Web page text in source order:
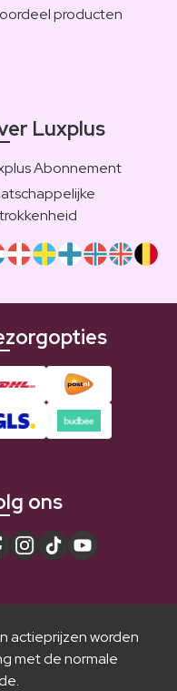
producten
Luxplus
Abonnement
ons
actieprijzen worden
met de normale